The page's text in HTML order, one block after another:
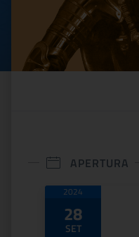
APERTURA
Date di
2024
28
SET